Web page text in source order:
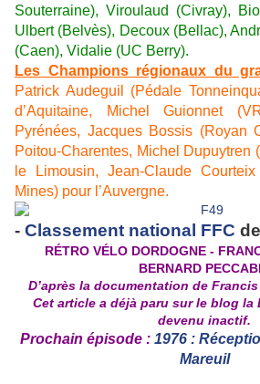
Souterraine), Viroulaud (Civray),
Ulbert (Belvès), Decoux (Bellac),
(Caen), Vidalie (UC Berry).
Les Champions régionaux du
Patrick Audeguil (Pédale
d’Aquitaine, Michel Guionnet
Pyrénées, Jacques Bossis (Royan
Poitou-Charentes, Michel Dupuytren
le Limousin, Jean-Claude
Mines) pour l’Auvergne.
- Classement national FFC
RÉTRO VÉLO DORDOGNE -
BERNARD
D’après la documentation de
Cet article a déjà paru sur le blog la
devenu inactif.
Prochain épisode : 1976 :
Mareuil